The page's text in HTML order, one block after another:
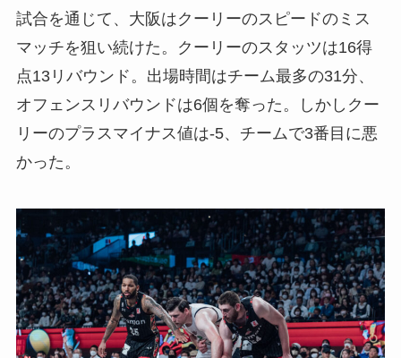
試合を通じて、大阪はクーリーのスピードのミス
マッチを狙い続けた。クーリーのスタッツは16得
点13リバウンド。出場時間はチーム最多の31分、
オフェンスリバウンドは6個を奪った。しかしクー
リーのプラスマイナス値は-5、チームで3番目に悪
かった。